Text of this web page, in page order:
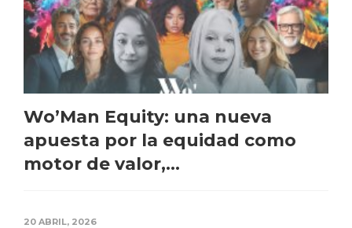
Wo’Man Equity: una nueva
apuesta por la equidad como
motor de valor,...
20 ABRIL, 2026